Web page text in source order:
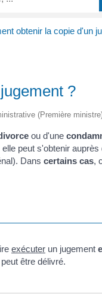
obtenir la copie d'un
?
(Première
ou d'une
elle peut s'obtenir auprès
Dans certains cas,
exécuter un jugement
peut être délivré.